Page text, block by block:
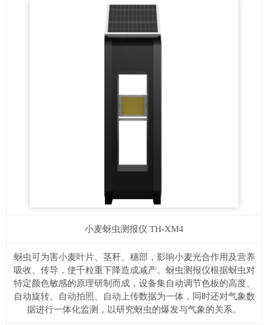
小麦蚜虫测报仪 TH-XM4
蚜虫可为害小麦叶片、茎秆、穗部，影响小麦光合作用及营养
吸收、传导，使千粒重下降造成减产。蚜虫测报仪根据蚜虫对
特定颜色敏感的原理研制而成，设备集自动调节色板的高度、
自动旋转、自动拍照、自动上传数据为一体，同时还对气象数
据进行一体化监测，以研究蚜虫的爆发与气象的关系。